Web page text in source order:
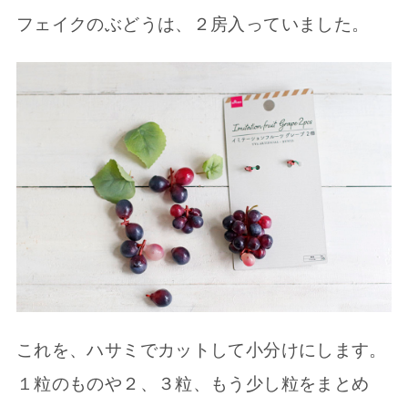
フェイクのぶどうは、２房入っていました。
これを、ハサミでカットして小分けにします。
１粒のものや２、３粒、もう少し粒をまとめ